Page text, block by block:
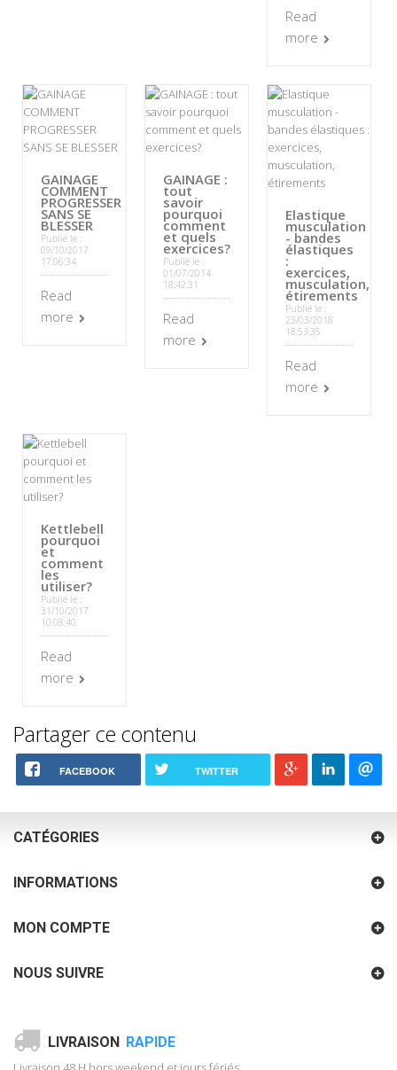
Read
more
GAINAGE
COMMENT
PROGRESSER
SANS SE
BLESSER
Publié le :
09/10/2017
17:06:34
Read
more
GAINAGE :
tout
savoir
pourquoi
comment
et quels
exercices?
Publié le :
01/07/2014
18:42:31
Read
more
Elastique
musculation
- bandes
élastiques
:
exercices,
musculation,
étirements
Publié le :
23/03/2018
18:53:35
Read
more
Kettlebell
pourquoi
et
comment
les
utiliser?
Publié le :
31/10/2017
10:08:40
Read
more
Partager ce contenu
FACEBOOK TWITTER
CATÉGORIES
INFORMATIONS
MON COMPTE
NOUS SUIVRE
LIVRAISON RAPIDE